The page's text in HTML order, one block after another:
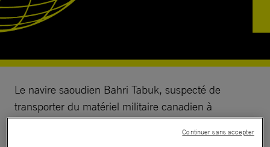
Le navire saoudien Bahri Tabuk, suspecté de
transporter du matériel militaire canadien à
destination de l’Arabie saoudite, doit être immobilisé
en France, a déclaré Amnesty International, le 28
Continuer sans accepter